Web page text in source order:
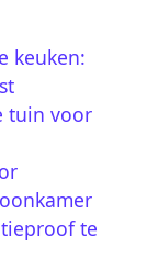
keuken:
tuin voor
te